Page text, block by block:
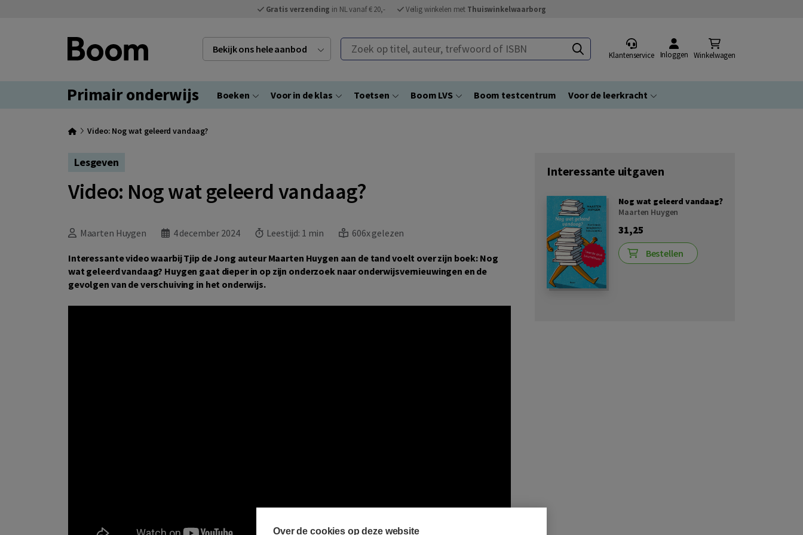
Gratis verzending in NL vanaf € 20,- Veilig winkelen met Thuiswinkelwaarborg
Bekijk ons hele aanbod Zoek op titel, auteur, trefwoord of ISBN
Klantenservice Inloggen Winkelwagen
Primair onderwijs Boeken Voor in de klas Toetsen Boom LVS Boom testcentrum Voor de leerkracht
Video: Nog wat geleerd vandaag?
Lesgeven
Video: Nog wat geleerd vandaag?
Maarten Huygen 4 december 2024 Leestijd: 1 min 606x gelezen
Interessante video waarbij Tjip de Jong auteur Maarten Huygen aan de tand voelt over zijn boek: Nog
wat geleerd vandaag? Huygen gaat dieper in op zijn onderzoek naar onderwijsvernieuwingen en de
gevolgen van de verschuiving in het onderwijs.
Interessante uitgaven
Nog wat geleerd vandaag?
Maarten Huygen
31,25
Bestellen
Over de cookies op deze website